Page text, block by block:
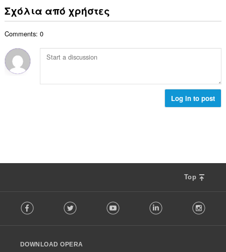
ε
ω
ο
γ
ε
ω
:
α
θ
λ
ο
ο
β
α
ο
Σχόλια από χρήστες
Comments: 0
Log in to post
Top
o
w
Facebook Twitter Youtube LinkedIn
DOWNLOAD OPERA